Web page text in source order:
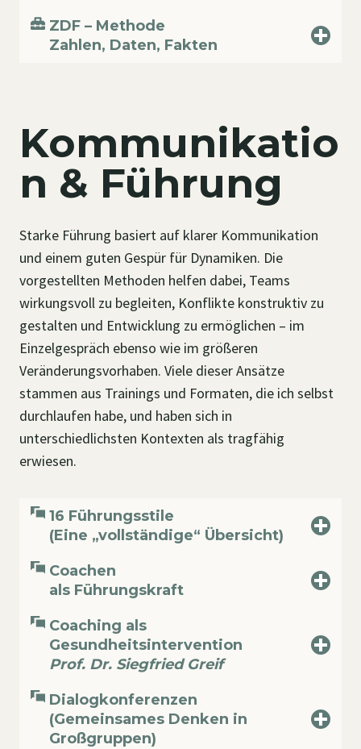
ZDF – Methode
Zahlen, Daten, Fakten
Kommunikatio
n & Führung
Starke Führung basiert auf klarer Kommunikation
und einem guten Gespür für Dynamiken. Die
vorgestellten Methoden helfen dabei, Teams
wirkungsvoll zu begleiten, Konflikte konstruktiv zu
gestalten und Entwicklung zu ermöglichen – im
Einzelgespräch ebenso wie im größeren
Veränderungsvorhaben. Viele dieser Ansätze
stammen aus Trainings und Formaten, die ich selbst
durchlaufen habe, und haben sich in
unterschiedlichsten Kontexten als tragfähig
erwiesen.
16 Führungsstile
(Eine „vollständige“ Übersicht)
Coachen
als Führungskraft
Coaching als
Gesundheitsintervention
Prof. Dr. Siegfried Greif
Dialogkonferenzen
(Gemeinsames Denken in
Großgruppen)